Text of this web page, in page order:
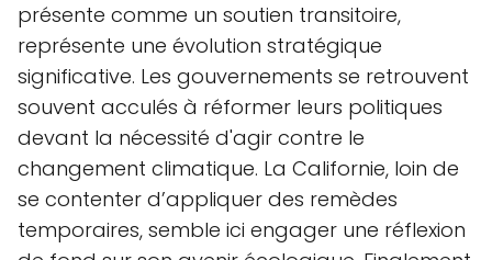
présente comme un soutien transitoire,
représente une évolution stratégique
significative. Les gouvernements se retrouvent
souvent acculés à réformer leurs politiques
devant la nécessité d'agir contre le
changement climatique. La Californie, loin de
se contenter d’appliquer des remèdes
temporaires, semble ici engager une réflexion